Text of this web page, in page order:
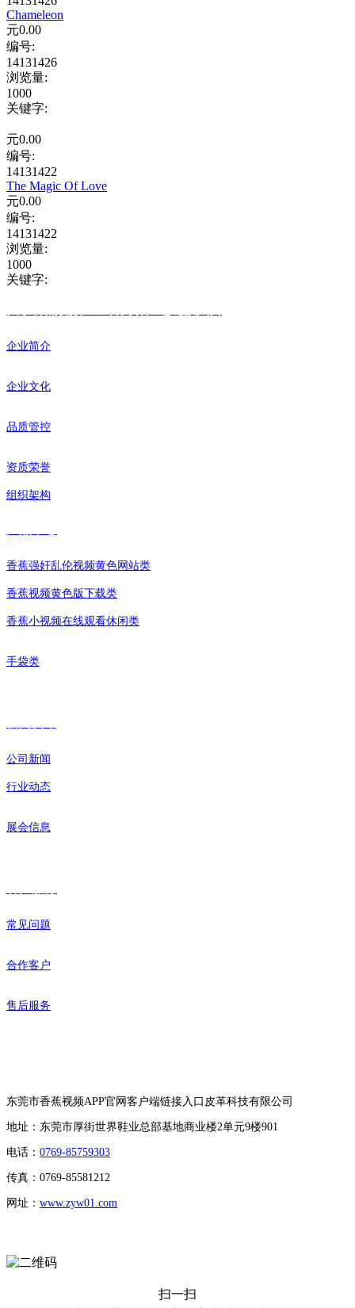
Chameleon
元0.00
编号:
14131426
浏览量:
1000
关键字:
元0.00
编号:
14131422
The Magic Of Love
元0.00
编号:
14131422
浏览量:
1000
关键字:
企业简介
企业文化
品质管控
资质荣誉
组织架构
香蕉强奸乱伦视频黄色网站类
香蕉视频黄色版下载类
香蕉小视频在线观看休闲类
手袋类
公司新闻
行业动态
展会信息
常见问题
合作客户
售后服务
东莞市香蕉视频APP官网客户端链接入口皮革科技有限公司
地址：东莞市厚街世界鞋业总部基地商业楼2单元9楼901
电话： 0769-85759303
传真：0769-85581212
网址： www.zyw01.com
扫一扫